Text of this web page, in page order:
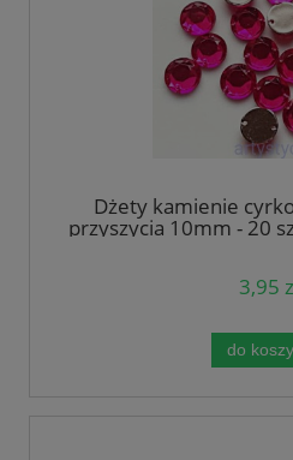
Dżety kamienie
przyszycia 10mm - 20
3,95
do